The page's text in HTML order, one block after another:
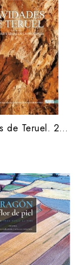
Cavidades de Teruel. 25 cuevas y simas de la provincia